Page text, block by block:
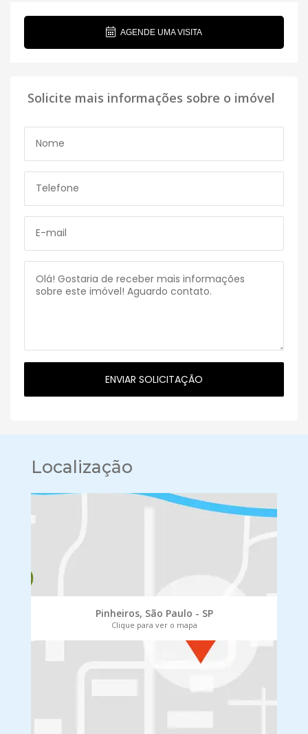
AGENDE UMA VISITA
Solicite mais informações sobre o imóvel
Localização
Pinheiros, São Paulo - SP
Clique para ver o mapa